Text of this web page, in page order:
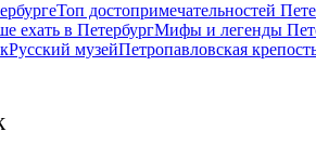
Топ достопримечательностей
ехать в ПетербургМифы и легенды
Русский музейПетропавловская